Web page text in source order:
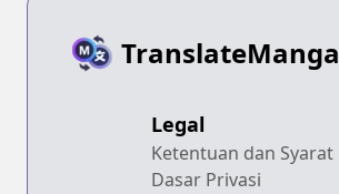
TranslateManga
Legal
Ketentuan dan Syarat
Dasar Privasi